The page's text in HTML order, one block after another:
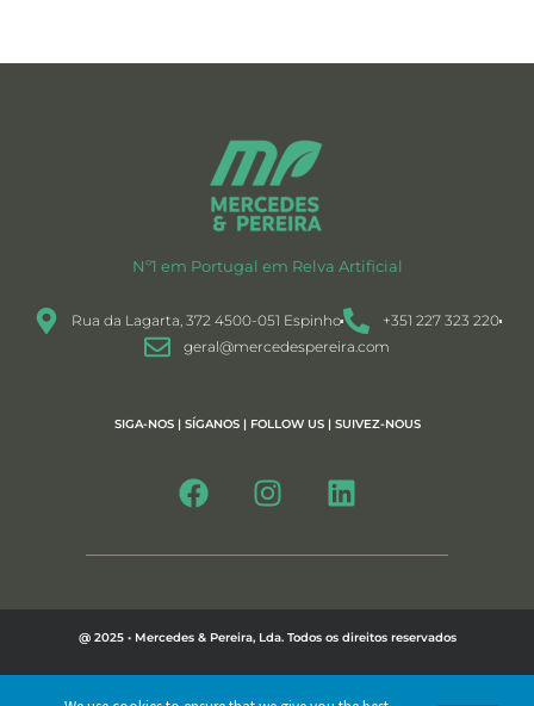
Nº1 em Portugal em Relva Artificial
Rua da Lagarta, 372 4500-051 Espinho
+351 227 323 220
geral@mercedespereira.com
SIGA-NOS | SÍGANOS | FOLLOW US | SUIVEZ-NOUS
@ 2025 • Mercedes & Pereira, Lda. Todos os direitos reservados